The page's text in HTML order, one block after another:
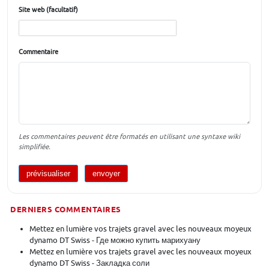
Site web (facultatif)
Commentaire
Les commentaires peuvent être formatés en utilisant une syntaxe wiki
simplifiée.
DERNIERS COMMENTAIRES
Mettez en lumière vos trajets gravel avec les nouveaux moyeux
dynamo DT Swiss - Где можно купить марихуану
Mettez en lumière vos trajets gravel avec les nouveaux moyeux
dynamo DT Swiss - Закладка соли